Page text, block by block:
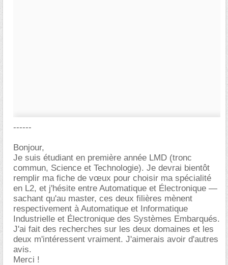
------
Bonjour,
Je suis étudiant en première année LMD (tronc
commun, Science et Technologie). Je devrai bientôt
remplir ma fiche de vœux pour choisir ma spécialité
en L2, et j'hésite entre Automatique et Électronique —
sachant qu'au master, ces deux filières mènent
respectivement à Automatique et Informatique
Industrielle et Électronique des Systèmes Embarqués.
J'ai fait des recherches sur les deux domaines et les
deux m'intéressent vraiment. J'aimerais avoir d'autres
avis.
Merci !